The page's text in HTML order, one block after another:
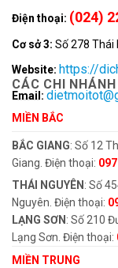
Điện thoại: (024)
Cơ sở 3: Số 278 Thái
Website: https://
Email:
CÁC CHI
MIỀN BẮC
BẮC GIANG: Số 12
Giang. Điện thoại:
THÁI NGUYÊN : Số
Nguyên. Điện thoại:
LẠNG SƠN : Số 210
Lạng Sơn. Điện thoại:
MIỀN TRUNG